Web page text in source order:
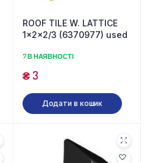
ROOF TILE W. LATTICE
1x2x2/3 (6370977) used
7 В НАЯВНОСТІ
₴3
Додати в кошик